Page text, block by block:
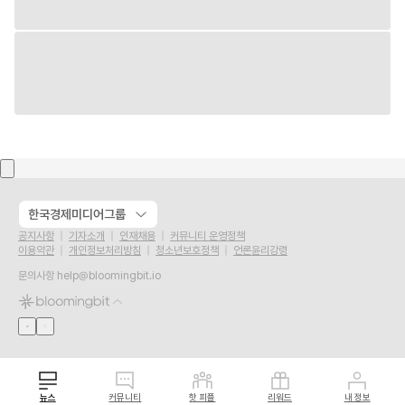
한국경제미디어그룹
공지사항 기자소개 인재채용
커뮤니티 운영정책
이용약관
개인정보처리방침 청소년보호정책
언론윤리강령
문의사항 help@bloomingbit.io
뉴스 커뮤니티 핫 피플 리워드 내 정보